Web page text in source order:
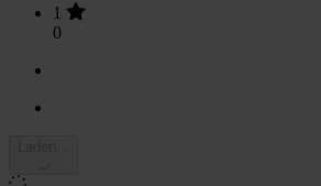
1
0